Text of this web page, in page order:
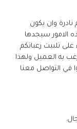
وان يكون
الامور سيجدها
تلبيت رعباتكم
به العميل ولهذا
في التواصل معنا